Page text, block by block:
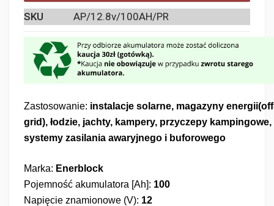
SKU AP/12.8v/100AH/PR
Zastosowanie: instalacje solarne, magazyny
grid), łodzie, jachty, kampery, przyczepy kampingowe,
systemy zasilania awaryjnego i buforowego
Marka: Enerblock
Pojemność akumulatora [Ah]: 100
Napięcie znamionowe (V): 12